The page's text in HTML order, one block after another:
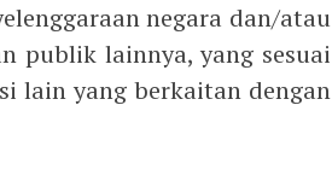
negara dan/atau
publik lainnya, yang sesuai
lain yang berkaitan dengan